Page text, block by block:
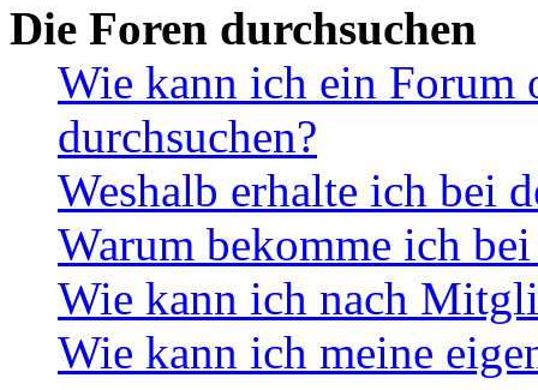
Die Foren durchsuchen
Wie kann ich ein Forum
durchsuchen?
Weshalb erhalte ich bei
Warum bekomme ich
Wie kann ich nach
Wie kann ich meine